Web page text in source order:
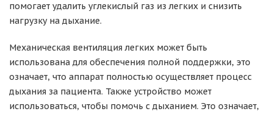
помогает удалить углекислый газ из легких и снизить
нагрузку на дыхание.
Механическая вентиляция легких может быть
использована для обеспечения полной поддержки, это
означает, что аппарат полностью осуществляет процесс
дыхания за пациента. Также устройство может
использоваться, чтобы помочь с дыханием. Это означает,